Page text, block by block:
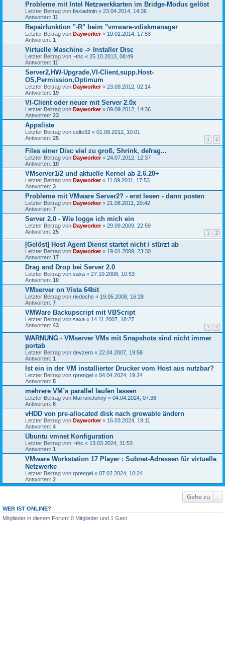
Probleme mit Intel Netzwerkkarten im Bridge-Modus gelöst
Letzter Beitrag von flexiadmin « 23.04.2014, 14:36
Antworten: 11
Repairfunktion "-R" beim "vmware-vdiskmanager
Letzter Beitrag von Dayworker« 10.01.2014, 17:53
Antworten: 1
Virtuelle Maschine -> Installer Disc
Letzter Beitrag von ~thc « 25.10.2013, 08:49
Antworten: 11
Server2,HW-Upgrade,VI-Client,supp.Host-
OS,Permission,Optimum
Letzter Beitrag von Dayworker« 23.09.2012, 02:14
Antworten: 19
VI-Client oder neuer mit Server 2.0x
Letzter Beitrag von Dayworker« 09.09.2012, 14:36
Antworten: 23
Appsliste
Letzter Beitrag von celto32 « 01.08.2012, 10:01
Antworten: 25 1 2
Files einer Disc viel zu groß, Shrink, defrag...
Letzter Beitrag von Dayworker« 24.07.2012, 12:37
Antworten: 10
VMserver1/2 und aktuelle Kernel ab 2.6.20+
Letzter Beitrag von Dayworker« 11.09.2011, 17:53
Antworten: 3
Probleme mit VMware Server2? - erst lesen - dann posten
Letzter Beitrag von Dayworker« 21.08.2011, 20:42
Antworten: 7
Server 2.0 - Wie logge ich mich ein
Letzter Beitrag von Dayworker« 29.09.2009, 22:59
Antworten: 25 1 2
[Gelöst] Host Agent Dienst startet nicht / stürzt ab
Letzter Beitrag von Dayworker« 19.01.2009, 23:30
Antworten: 17
Drag and Drop bei Server 2.0
Letzter Beitrag von saxa « 27.10.2008, 10:53
Antworten: 10
VMserver on Vista 64bit
Letzter Beitrag von riedochs « 19.05.2008, 16:28
Antworten: 7
VMWare Backupscript mit VBScript
Letzter Beitrag von saxa « 14.11.2007, 18:27
Antworten: 43 1 2
WARNUNG - VMserver VMs mit Snapshots sind nicht immer
portab
Letzter Beitrag von devzero « 22.04.2007, 19:58
Antworten: 1
Ist ein in der VM installierter Drucker vom Host aus nutzbar?
Letzter Beitrag von rprengel « 04.04.2024, 19:24
Antworten: 5
mehrere VM´s parallel laufen lassen
Letzter Beitrag von MarroniJohny « 04.04.2024, 07:38
Antworten: 6
vHDD von pre-allocated disk nach growable ändern
Letzter Beitrag von Dayworker« 16.03.2024, 19:11
Antworten: 4
Ubuntu vmnet Konfiguration
Letzter Beitrag von ~thc « 13.03.2024, 11:53
Antworten: 1
VMware Workstation 17 Player : Subnet-Adressen für virtuelle
Netzwerke
Letzter Beitrag von rprengel « 07.02.2024, 10:24
Antworten: 2
Gehe zu
WER IST ONLINE?
Mitglieder in diesem Forum: 0 Mitglieder und 1 Gast